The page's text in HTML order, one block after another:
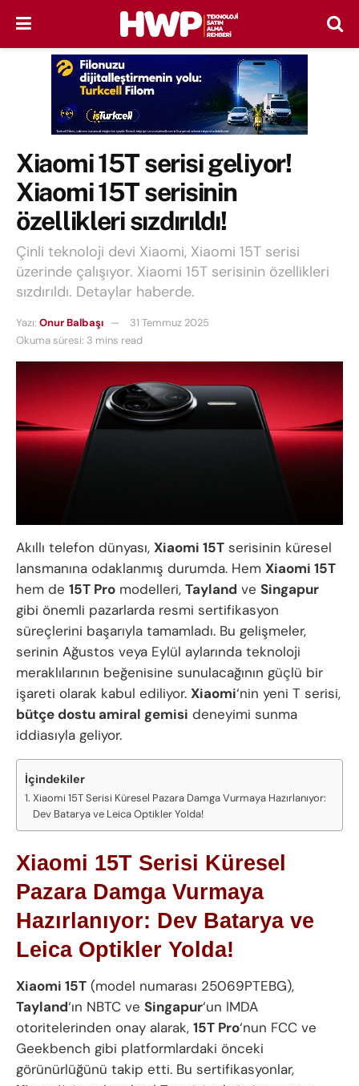
Xiaomi 15T serisi geliyor!
Xiaomi 15T serisinin
özellikleri sızdırıldı!
Çinli teknoloji devi Xiaomi, Xiaomi 15T serisi
üzerinde çalışıyor. Xiaomi 15T serisinin özellikleri
sızdırıldı. Detaylar haberde.
Yazı: Onur Balbaşı
31 Temmuz 2025
Okuma süresi: 3 mins read
Akıllı telefon dünyası, Xiaomi 15T serisinin küresel
lansmanına odaklanmış durumda. Hem Xiaomi 15T
hem de 15T Pro modelleri, Tayland ve Singapur
gibi önemli pazarlarda resmi sertifikasyon
süreçlerini başarıyla tamamladı. Bu gelişmeler,
serinin Ağustos veya Eylül aylarında teknoloji
meraklılarının beğenisine sunulacağının güçlü bir
işareti olarak kabul ediliyor. Xiaomi‘nin yeni T serisi,
bütçe dostu amiral gemisi deneyimi sunma
iddiasıyla geliyor.
İçindekiler
Xiaomi 15T Serisi Küresel Pazara Damga Vurmaya Hazırlanıyor:
Dev Batarya ve Leica Optikler Yolda!
Xiaomi 15T Serisi Küresel
Pazara Damga Vurmaya
Hazırlanıyor: Dev Batarya ve
Leica Optikler Yolda!
Xiaomi 15T (model numarası 25069PTEBG),
Tayland‘ın NBTC ve Singapur‘un IMDA
otoritelerinden onay alarak, 15T Pro‘nun FCC ve
Geekbench gibi platformlardaki önceki
görünürlüğünü takip etti. Bu sertifikasyonlar,